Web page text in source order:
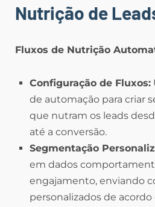
Nutrição de
Fluxos de Nutrição
Configuração de Fluxos:
de automação para criar
que nutram os leads
até a conversão.
Segmentação
em dados
engajamento, enviando
personalizados de